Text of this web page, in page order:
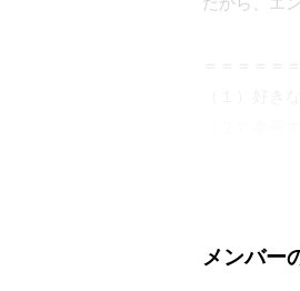
ーーーーー
メンバー